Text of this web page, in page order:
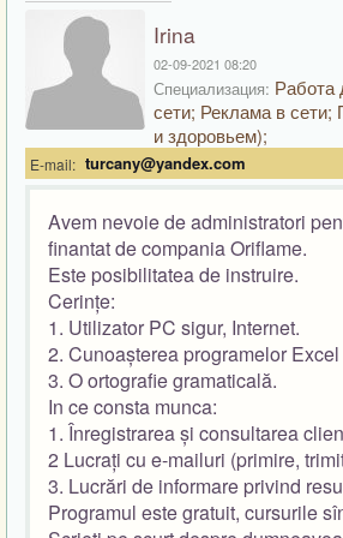
Irina
02-09-2021 08:20
Специализация: Работа
сети; Реклама в
и здоровьем);
E-mail: turcany@yandex.com
Avem nevoie de administratori
finantat de compania Oriflame.
Este posibilitatea de instruire.
Cerințe:
1. Utilizator PC sigur, Internet.
2. Cunoașterea programelor
3. O ortografie gramaticală.
In ce consta munca:
1. Înregistrarea și consultarea
2 Lucrați cu e-mailuri (primire,
3. Lucrări de informare privind
Programul este gratuit, cursurile